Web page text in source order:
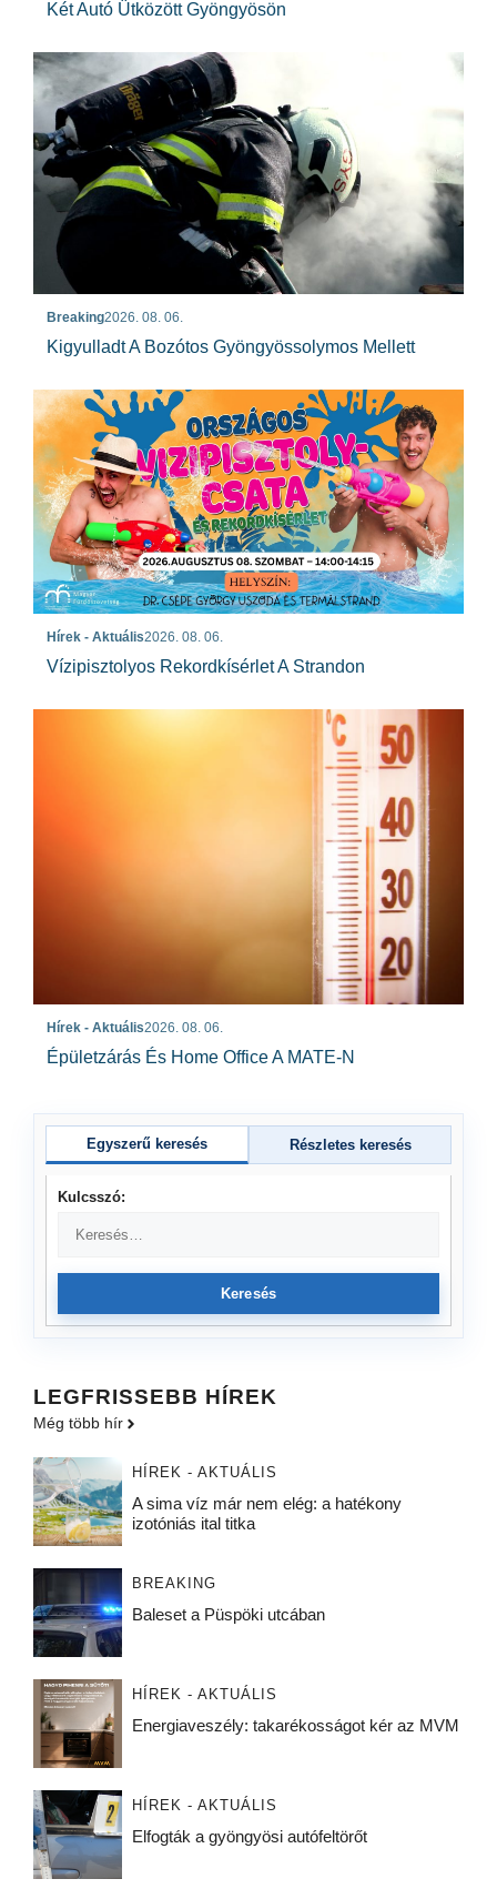
Két Autó Ütközött Gyöngyösön
Breaking2026. 08. 06.
Kigyulladt A Bozótos Gyöngyössolymos Mellett
Hírek - Aktuális2026. 08. 06.
Vízipisztolyos Rekordkísérlet A Strandon
Hírek - Aktuális2026. 08. 06.
Épületzárás És Home Office A MATE-N
Egyszerű keresés Részletes keresés
Kulcsszó:
Keresés
LEGFRISSEBB HÍREK
Még több hír
HÍREK - AKTUÁLIS
A sima víz már nem elég: a hatékony
izotóniás ital titka
BREAKING
Baleset a Püspöki utcában
HÍREK - AKTUÁLIS
Energiaveszély: takarékosságot kér az MVM
HÍREK - AKTUÁLIS
Elfogták a gyöngyösi autófeltörőt